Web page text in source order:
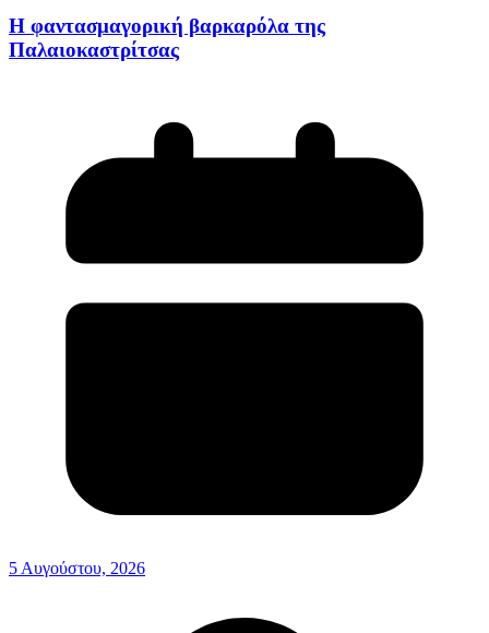
Η φαντασμαγορική βαρκαρόλα της
Παλαιοκαστρίτσας
5 Αυγούστου, 2026